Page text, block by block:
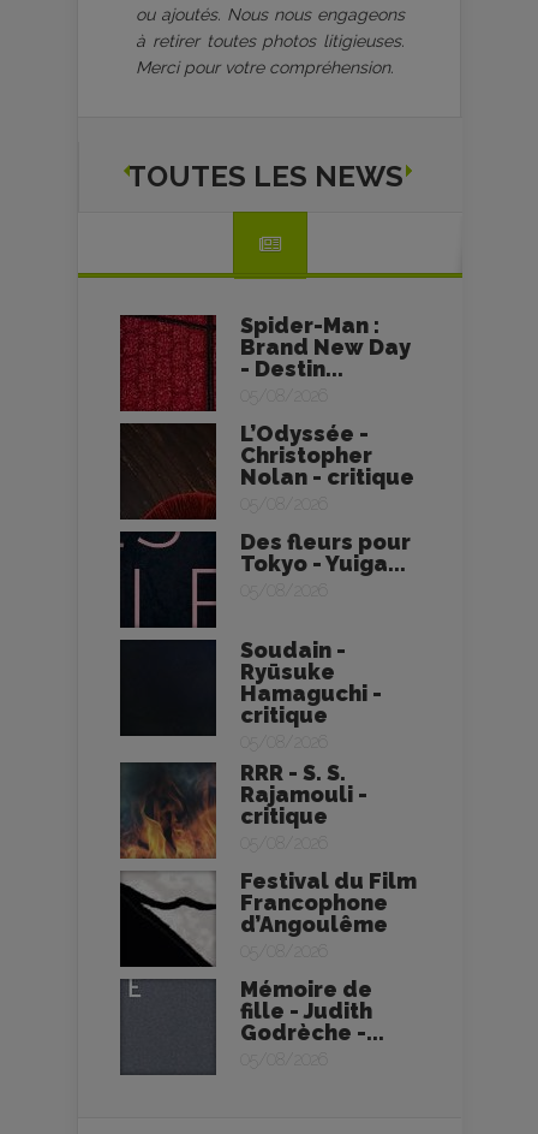
ou ajoutés. Nous nous engageons
à retirer toutes photos litigieuses.
Merci pour votre compréhension.
TOUTES LES NEWS
Spider-Man :
Brand New Day
- Destin...
05/08/2026
L’Odyssée -
Christopher
Nolan - critique
05/08/2026
Des fleurs pour
Tokyo - Yuiga...
05/08/2026
Soudain -
Ryūsuke
Hamaguchi -
critique
05/08/2026
RRR - S. S.
Rajamouli -
critique
05/08/2026
Festival du Film
Francophone
d’Angoulême
05/08/2026
Mémoire de
fille - Judith
Godrèche -...
05/08/2026